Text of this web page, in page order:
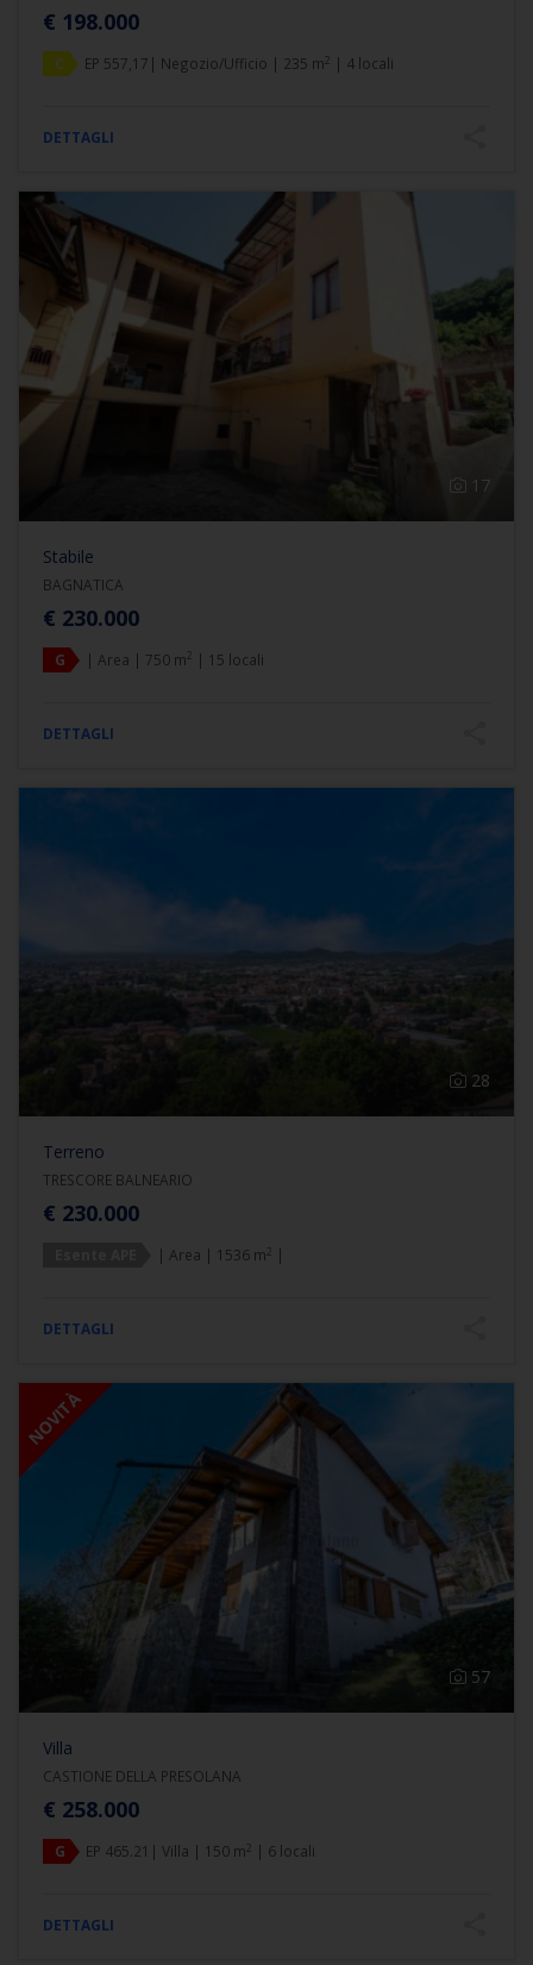
€ 198.000
C EP 557,17| Negozio/Ufficio | 235 m2 | 4 locali
DETTAGLI
17
Stabile
BAGNATICA
€ 230.000
G | Area | 750 m2 | 15 locali
DETTAGLI
28
Terreno
TRESCORE BALNEARIO
€ 230.000
| Area | 1536 m2 |
DETTAGLI
57
NOVITÀ
Villa
CASTIONE DELLA PRESOLANA
€ 258.000
G EP 465.21| Villa | 150 m2 | 6 locali
DETTAGLI